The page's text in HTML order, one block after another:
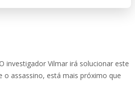
investigador Vilmar irá solucionar este
o assassino, está mais próximo que